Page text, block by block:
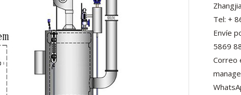
Tel: +
Envíe
5869
Correo